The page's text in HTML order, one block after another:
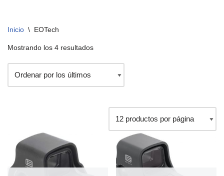
Inicio \ EOTech
Mostrando los 4 resultados